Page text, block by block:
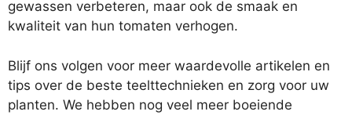
gewassen verbeteren, maar ook de smaak en
kwaliteit van hun tomaten verhogen.
Blijf ons volgen voor meer waardevolle artikelen en
tips over de beste teelttechnieken en zorg voor uw
planten. We hebben nog veel meer boeiende